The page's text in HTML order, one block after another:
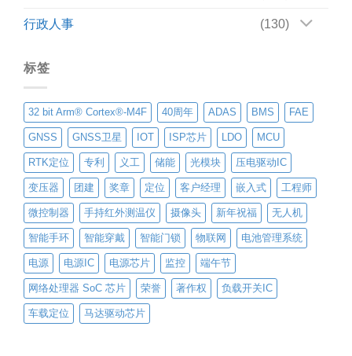
行政人事 (130)
标签
32 bit Arm® Cortex®-M4F 40周年 ADAS BMS FAE
GNSS GNSS卫星 IOT ISP芯片 LDO MCU
RTK定位 专利 义工 储能 光模块 压电驱动IC
变压器 团建 奖章 定位 客户经理 嵌入式 工程师
微控制器 手持红外测温仪 摄像头 新年祝福 无人机
智能手环 智能穿戴 智能门锁 物联网 电池管理系统
电源 电源IC 电源芯片 监控 端午节
网络处理器 SoC 芯片 荣誉 著作权 负载开关IC
车载定位 马达驱动芯片